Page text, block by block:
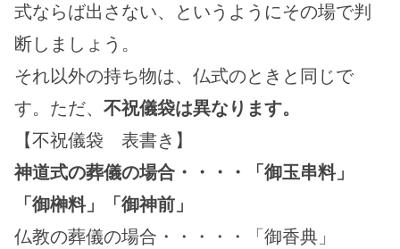
式ならば出さない、というようにその場で判
断しましょう。
それ以外の持ち物は、仏式のときと同じで
す。ただ、 不祝儀袋は異なります。
【不祝儀袋　表書き】
神道式の葬儀の場合・・・・「御玉串料」
「御榊料」「御神前」
仏教の葬儀の場合・・・・・「御香典」